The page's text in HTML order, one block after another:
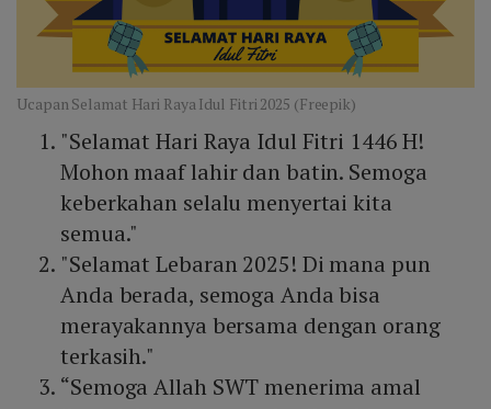
Ucapan Selamat Hari Raya Idul Fitri 2025 (Freepik)
"Selamat Hari Raya Idul Fitri 1446 H!
Mohon maaf lahir dan batin. Semoga
keberkahan selalu menyertai kita
semua."
"Selamat Lebaran 2025! Di mana pun
Anda berada, semoga Anda bisa
merayakannya bersama dengan orang
terkasih."
“Semoga Allah SWT menerima amal